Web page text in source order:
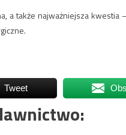
a także najważniejsza
Tweet